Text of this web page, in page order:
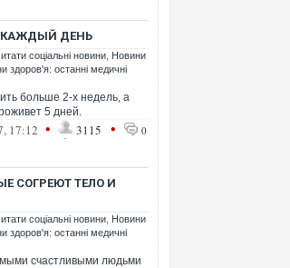
КАЖДЫЙ ДЕНЬ
соціальні новини Новини
здоров'я: останні медичні
больше 2-х недель, а
5 дней.
17:12 • 3115 • 0
СОГРЕЮТ ТЕЛО И
соціальні новини Новини
здоров'я: останні медичні
счастливыми людьми